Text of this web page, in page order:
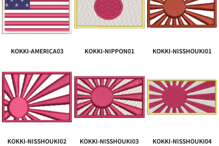
KOKKI-AMERICA03 KOKKI-NIPPON01 KOKKI-NISSHOUKI01
KOKKI-NISSHOUKI02 KOKKI-NISSHOUKI03 KOKKI-NISSHOUKI04